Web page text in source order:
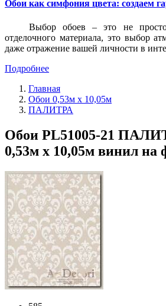
Обои как симфония цвета: создаем
Выбор обоев – это не
отделочного материала, это выбор
даже отражение вашей личности в
Подробнее
Главная
Обои 0,53м x 10,05м
ПАЛИТРА
Обои PL51005-21
0,53м x 10,05м винил на